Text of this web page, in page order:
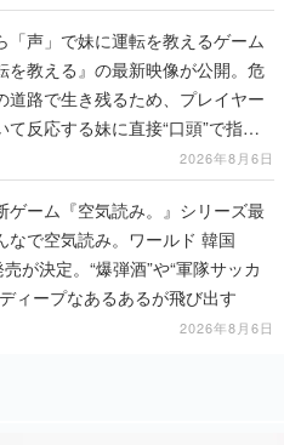
「声」で妹に運転を教えるゲーム
を教える』の最新映像が公開。危
道路で生き残るため、プレイヤー
て反応する妹に直接“口頭”で指示
2026年8月6日
ゲーム『空気読み。』シリーズ最
なで空気読み。ワールド 韓国
が決定。“爆弾酒”や“軍隊サッカ
ィープなあるあるが飛び出す
2026年8月6日